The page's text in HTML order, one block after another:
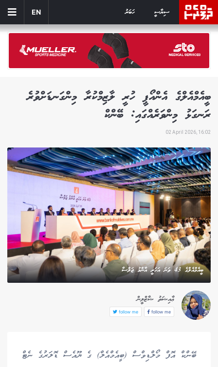
ސިޔާސީ ހަބަރު EN
ބީއެމްއެލްގެ އެންއޯޕީ ހުރީ ލާޒިމްކުރާ މިންގަނޑަށްވުރެ
ރަނގަޅު މިންވަރެއްގައި: ބޭންކް
02 April 2026, 16:02
ބީއެމްއެލްގެ 43 ވަނަ އަހަރީ އާންމު ޖަލްސާ
ޢާއިޝަތު ޝާޒްލީން
follow me
follow me
ބޭންކް އޮފް މޯލްޑިވްސް (ބީއެމްއެލް) ގެ ޔޫއެސް ޑޮލަރުގެ ނެޓް